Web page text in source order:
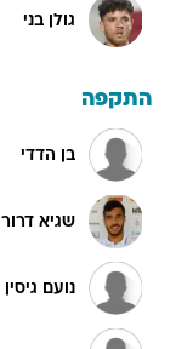
גולן בני
התקפה
בן הדדי
שגיא דרור
נועם גיסין